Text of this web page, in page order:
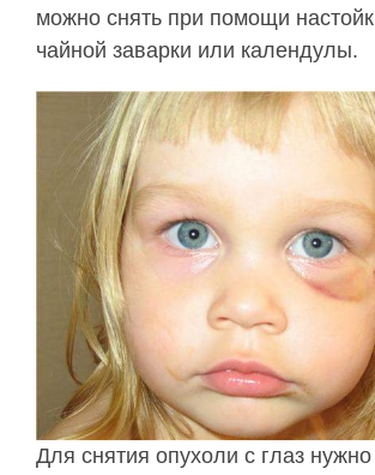
можно снять при помощи
чайной заварки или календулы.
Для снятия опухоли с глаз